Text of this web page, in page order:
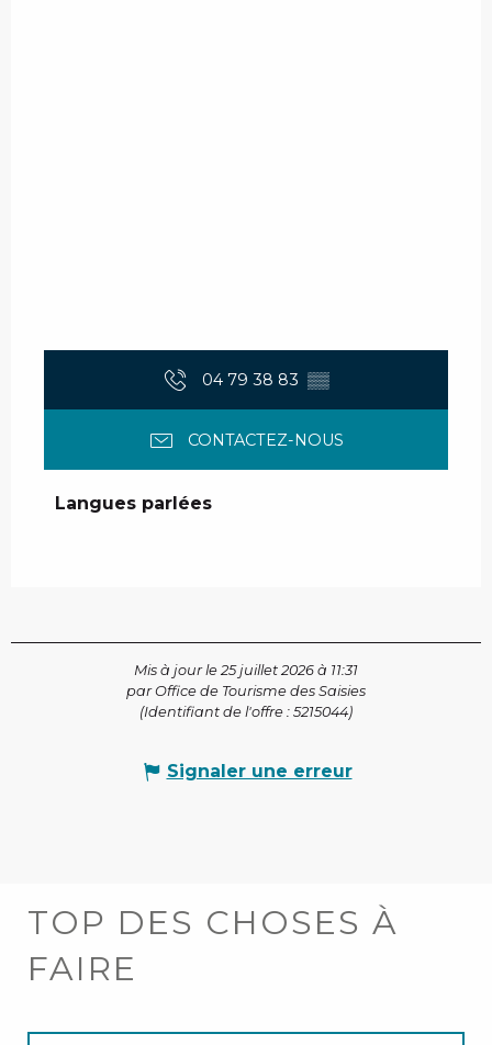
04 79 38 83 ▒▒
CONTACTEZ-NOUS
Langues parlées
Langues parlées
Mis à jour le 25 juillet 2026 à 11:31
par Office de Tourisme des Saisies
(Identifiant de l'offre : 5215044)
Signaler une erreur
TOP DES CHOSES À
FAIRE